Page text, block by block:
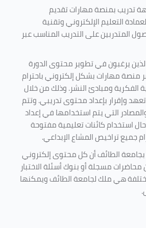
تدريب بمنصة مهارات تقديم
التعليم الإلكتروني وتقنية
المتدربين على التدريب المناسب عبر
يرغبون في تطوير محتوى الدورة
منصة مهارات بشكل إلكتروني باحترام
الفكرية ومبادئ النشر. وذلك من خلال
وإقرار بإعداد محتوى تدريبي. وتتم
التي يتم استخدامها في إعداد
حال استخدام كائنات تعليمية مفتوحة
جميع تراخيص المشاع الإبداعي.
بجامعة الطائف أن كل محتوى إلكتروني
مسجلة أو بنوك أسئلة الاختبار
هي ملك لجامعة الطائف ويمكنها
.